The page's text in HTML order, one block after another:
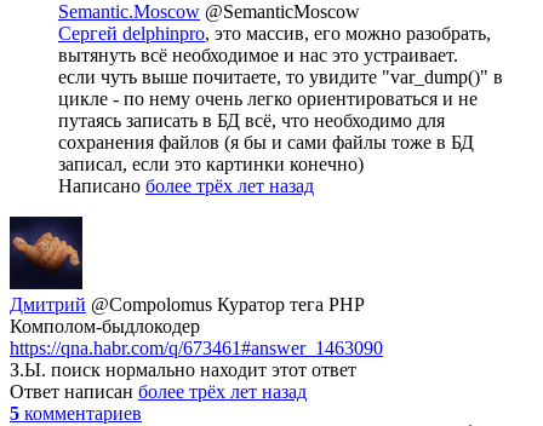
Semantic.Moscow @SemanticMoscow
Сергей delphinpro, это массив, его можно разобрать,
вытянуть всё необходимое и нас это устраивает.
если чуть выше почитаете, то увидите "var_dump()" в
цикле - по нему очень легко ориентироваться и не
путаясь записать в БД всё, что необходимо для
сохранения файлов (я бы и сами файлы тоже в БД
записал, если это картинки конечно)
Написано более трёх лет назад
Дмитрий @Compolomus Куратор тега PHP
Комполом-быдлокодер
https://qna.habr.com/q/673461#answer_1463090
З.Ы. поиск нормально находит этот ответ
Ответ написан более трёх лет назад
5 комментариев